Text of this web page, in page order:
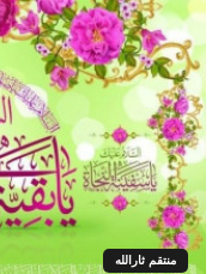
منتقم ثارالله